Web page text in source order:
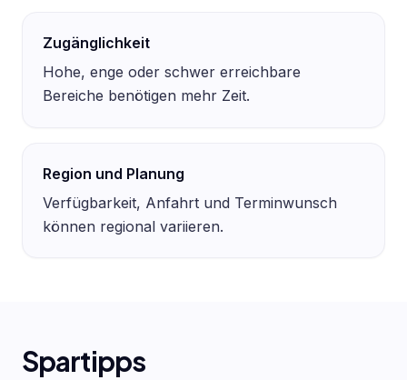
Zugänglichkeit
Hohe, enge oder schwer erreichbare
Bereiche benötigen mehr Zeit.
Region und Planung
Verfügbarkeit, Anfahrt und Terminwunsch
können regional variieren.
Spartipps